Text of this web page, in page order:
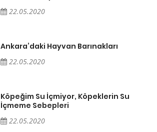
22.05.2020
Ankara’daki Hayvan Barınakları
22.05.2020
Köpeğim Su İçmiyor, Köpeklerin Su
İçmeme Sebepleri
22.05.2020